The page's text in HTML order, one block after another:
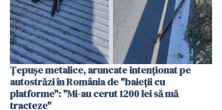
Țepușe metalice, aruncate intenționat pe
autostrăzi în România de "baieții cu
platforme": "Mi-au cerut 1200 lei să mă
tracteze"